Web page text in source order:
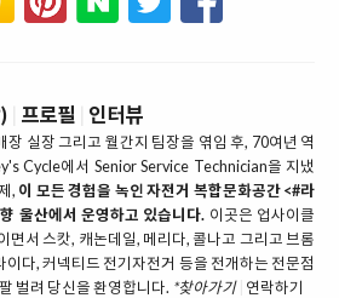
프로필 인터뷰
장 실장 그리고 월간지 팀장을 엮임 후, 70여년 역
Cycle에서 Senior Service Technician을 지냈
, 이 모든 경험을 녹인 자전거 복합문화공간 <#라
울산에서 운영하고 있습니다. 이곳은 업사이클
면서 스캇, 캐논데일, 메리다, 콜나고 그리고 브롬
이다, 커넥티드 전기자전거 등을 전개하는 전문점
벌려 당신을 환영합니다. *찾아가기 연락하기